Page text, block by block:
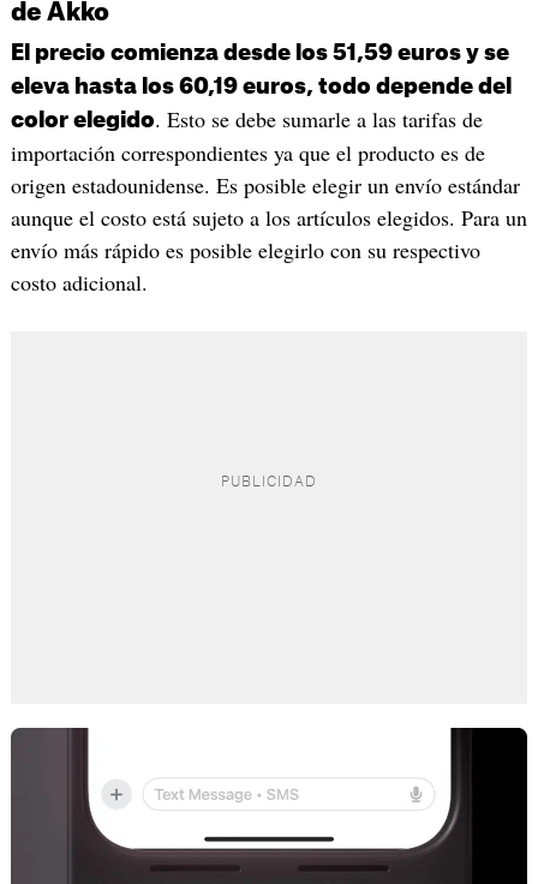
de Akko
El precio comienza desde los 51,59 euros y se
eleva hasta los 60,19 euros, todo depende del
color elegido. Esto se debe sumarle a las tarifas de
importación correspondientes ya que el producto es de
origen estadounidense. Es posible elegir un envío estándar
aunque el costo está sujeto a los artículos elegidos. Para un
envío más rápido es posible elegirlo con su respectivo
costo adicional.